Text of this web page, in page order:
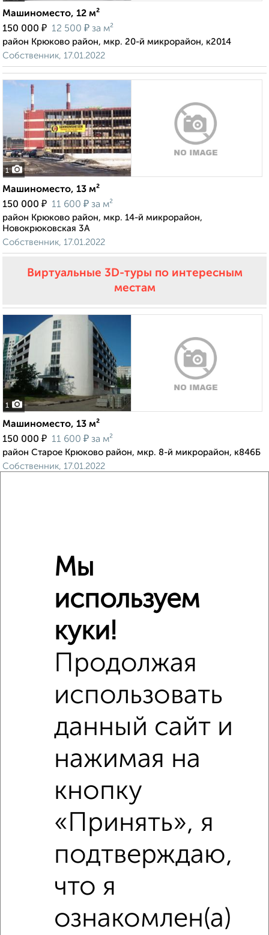
Машиноместо, 12 м²
150 000 ₽ 12 500 ₽ за м²
район Крюково район, мкр. 20-й микрорайон, к2014
Собственник, 17.01.2022
1
Машиноместо, 13 м²
150 000 ₽ 11 600 ₽ за м²
район Крюково район, мкр. 14-й микрорайон,
Новокрюковская 3А
Собственник, 17.01.2022
Виртуальные 3D-туры по интересным
местам
1
Машиноместо, 13 м²
150 000 ₽ 11 600 ₽ за м²
район Старое Крюково район, мкр. 8-й микрорайон, к846Б
Собственник, 17.01.2022
Машиноместо, 13 м²
11 600₽за м²
район Старое Крюково район, мкр. 8-й микрорайон, к845
Собственник, 17.01.2022
Машиноместо, 13 м²
район Крюково район, мкр. 20-й микрорайон, к2027
Мы
используем
куки!
Продолжая
использовать
данный сайт и
нажимая на
кнопку
«Принять», я
подтверждаю,
что я
ознакомлен(а)